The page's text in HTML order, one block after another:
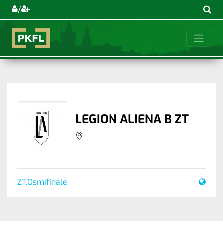
/
LEGION ALIENA B ZT
-
ZT.Osmifinále